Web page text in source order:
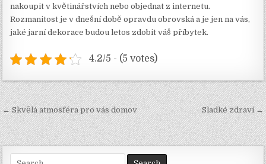
nakoupit v květinářstvích nebo objednat z internetu.
Rozmanitost je v dnešní době opravdu obrovská a je jen na vás,
jaké jarní dekorace budou letos zdobit váš příbytek.
4.2/5 - (5 votes)
Navigace
pro
příspěvek
← Skvělá atmosféra pro vás domov Sladké zdraví →
Search